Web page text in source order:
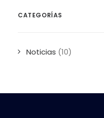
CATEGORÍAS
Noticias (10)